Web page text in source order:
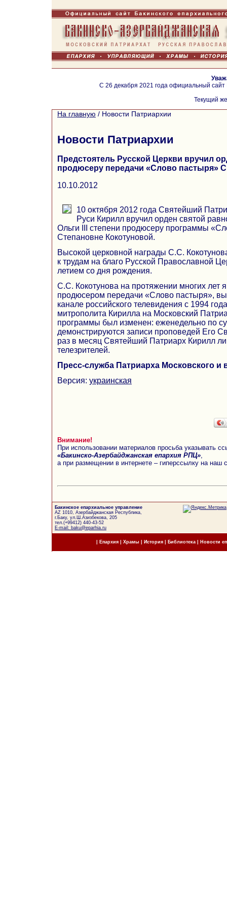
С 26 декабря 2021 года официальный
Текущий
На главную / Новости Патриархии
Новости Патриархии
Предстоятель Русской Церкви вручил
продюсеру передачи «Слово пастыря»
10.10.2012
10 октября 2012 года Святейший
Руси Кирилл вручил орден святой
Ольги III степени продюсеру программы
Степановне Кокотуновой.
Высокой церковной награды С.С.
к трудам на благо Русской Православной
летием со дня рождения.
С.С. Кокотунова на протяжении многих лет
продюсером передачи «Слово пастыря»,
канале российского телевидения с 1994
митрополита Кирилла на Московский
программы был изменен: еженедельно по
демонстрируются записи проповедей Его
раз в месяц Святейший Патриарх Кирилл
телезрителей.
Пресс-служба Патриарха Московского и
Версия: украинская
Внимание!
При использовании материалов просьба указывать
«Бакинско-Азербайджанская епархия РПЦ»
а при размещении в интернете – гиперссылку на наш
Бакинское епархиальное управление
AZ 1010, Азербайджанская Республика,
г.Баку, ул.Ш.Азизбекова, 205
тел.(+99412) 440-43-52
E-mail: baku@eparhia.ru
Епархия| Храмы История| Библиотека Новости